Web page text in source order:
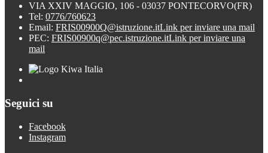
VIA XXIV MAGGIO, 106 - 03037 PONTECORVO(FR)
Tel: 0776/760623
Email: FRIS00900Q@istruzione.itLink per inviare una mail
PEC: FRIS00900q@pec.istruzione.itLink per inviare una
mail
Seguici su
Facebook
Instagram